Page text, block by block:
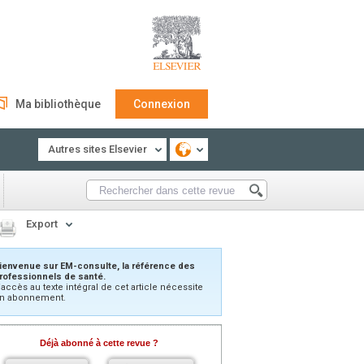
Ma bibliothèque Connexion
Autres sites Elsevier
Export
sur EM-consulte, la référence des
de santé.
au texte intégral de cet article nécessite
abonnement.
Déjà abonné à cette revue ?